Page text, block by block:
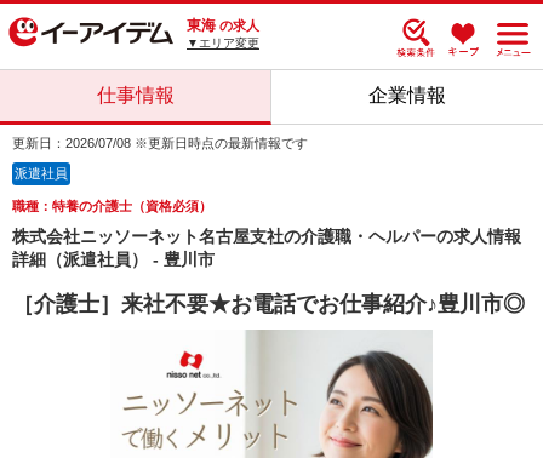
東海 の求人
▼エリア変更
仕事情報 企業情報
更新日：2026/07/08 ※更新日時点の最新情報です
派遣社員
職種：特養の介護士（資格必須）
株式会社ニッソーネット名古屋支社の介護職・ヘルパーの求人情報
詳細（派遣社員） - 豊川市
［介護士］来社不要★お電話でお仕事紹介♪豊川市◎